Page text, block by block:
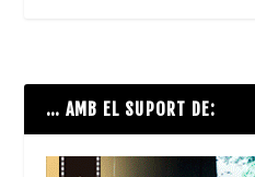
… AMB EL SUPORT DE: